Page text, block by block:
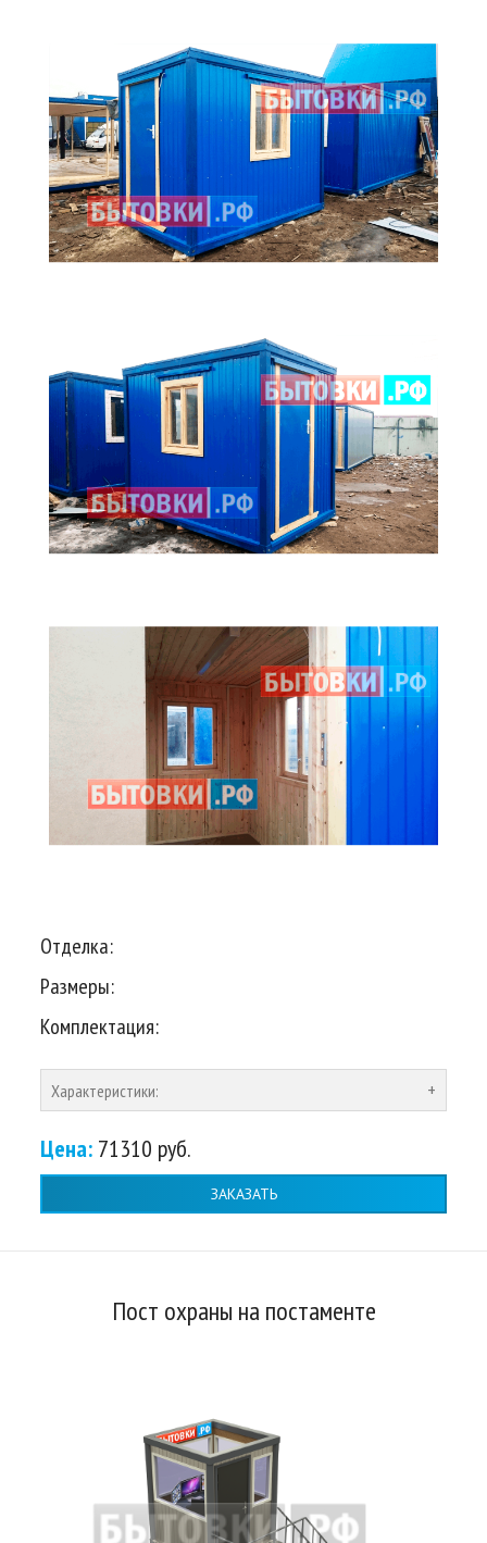
Отделка:
Размеры:
Комплектация:
Характеристики:
Цена: 71310 руб.
ЗАКАЗАТЬ
Пост охраны на постаменте